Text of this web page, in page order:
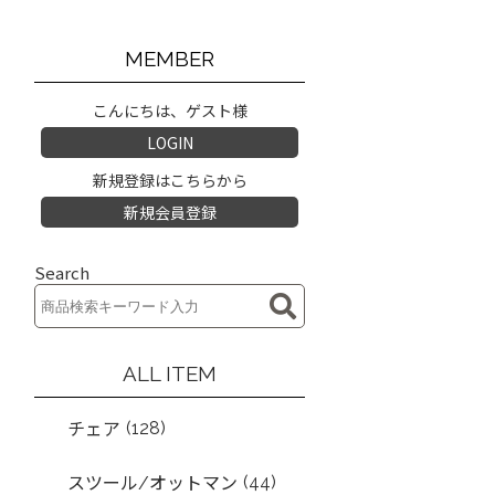
MEMBER
こんにちは、ゲスト様
LOGIN
新規登録はこちらから
新規会員登録
Search
ALL ITEM
チェア (128)
スツール/オットマン (44)